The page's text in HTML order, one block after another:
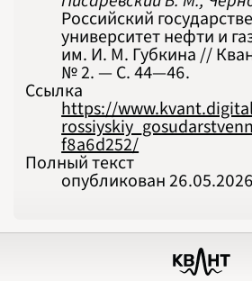
Российский
университет нефти и
им. И. М. Губкина //
№ 2. — С. 44‍—‍46.
Ссылка
https://
f8a6d252/
Полный текст
опубликован 26.05.2026